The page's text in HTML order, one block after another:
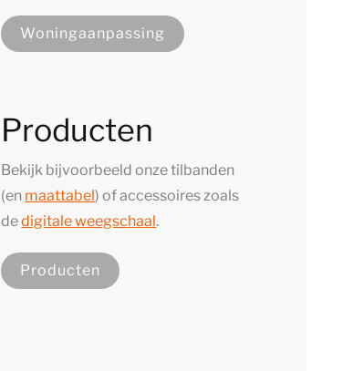
Woningaanpassing
Producten
Bekijk bijvoorbeeld onze tilbanden
(en maattabel) of accessoires zoals
dedigitale weegschaal.
Producten